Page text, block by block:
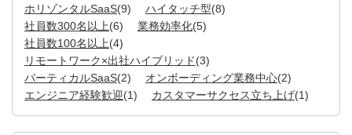
ホリゾンタルSaaS(9) ハイタッチ型(8)
社員数300名以上(6) 業務効率化(5)
社員数100名以上(4)
リモートワーク×出社ハイブリッド(3)
バーティカルSaaS(2) オンボーディング業務中心(2)
エンジニア経験歓迎(1) カスタマーサクセス立ち上げ(1)